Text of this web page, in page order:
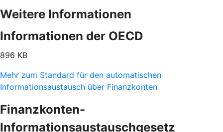
Weitere Informationen
Informationen der OECD
896 KB
Mehr zum Standard für den automatischen
Informationsaustausch über Finanzkonten
Finanzkonten-
Informationsaustauschgesetz